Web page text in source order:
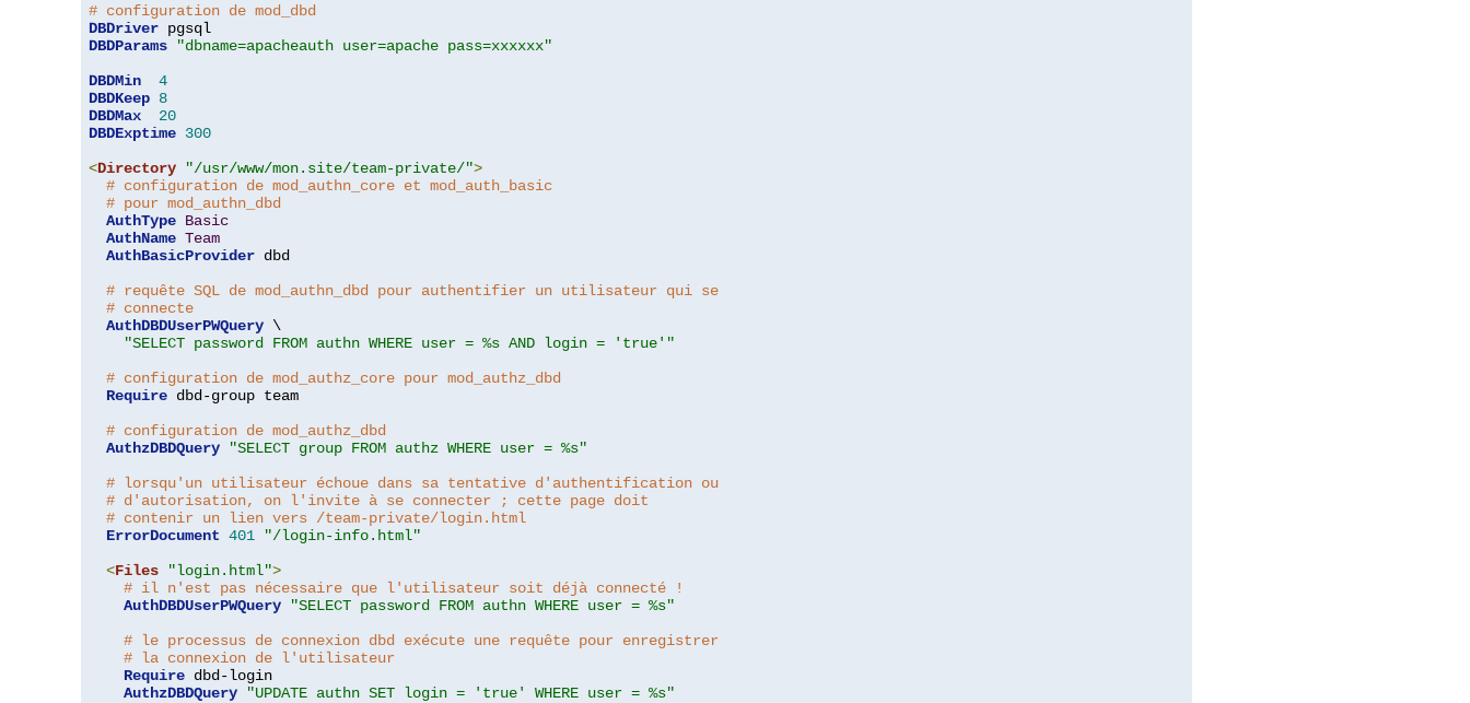
# configuration de mod_dbd
DBDriver
DBDParams
"dbname=apacheauth user=apache pass=xxxxxx"
DBDMin
4
DBDKeep 8
DBDMax
20
DBDExptime 300
<Directory "/usr/www/mon.site/team-private/">
# configuration de mod_authn_core et mod_auth_basic
# pour mod_authn_dbd
AuthType Basic
AuthName Team
AuthBasicProvider dbd
# requête SQL de mod_authn_dbd pour authentifier un utilisateur qui se
# connecte
AuthDBDUserPWQuery \
"SELECT password FROM authn WHERE user = %s AND login = 'true'"
# configuration de mod_authz_core pour mod_authz_dbd
Require dbd-group team
# configuration de mod_authz_dbd
AuthzDBDQuery
"SELECT group FROM authz WHERE user = %s"
# lorsqu'un utilisateur échoue dans sa tentative d'authentification ou
# d'autorisation, on l'invite à se connecter ; cette page doit
# contenir un lien vers /team-private/login.html
ErrorDocument 401
"/login-info.html"
<Files "login.html">
# il n'est pas nécessaire que l'utilisateur soit déjà connecté !
AuthDBDUserPWQuery
"SELECT password FROM authn WHERE user = %s"
# le processus de connexion dbd exécute une requête pour enregistrer
# la connexion de l'utilisateur
Require dbd-login
AuthzDBDQuery
"UPDATE authn SET login = 'true' WHERE user = %s"